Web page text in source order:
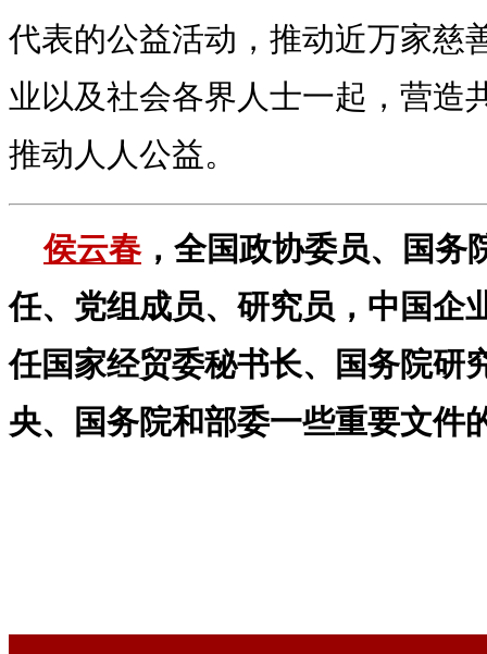
代表的公益活动，推动近万家慈
业以及社会各界人士一起，营造
推动人人公益。
侯云春，全国政协委员、国务
任、党组成员、研究员，中国企
任国家经贸委秘书长、国务院研
央、国务院和部委一些重要文件